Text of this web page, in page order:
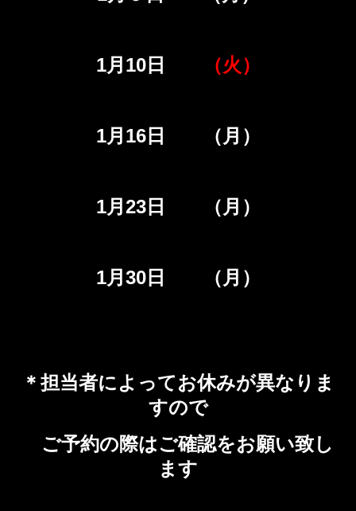
1月10日 （火）
1月16日 （月）
1月23日 （月）
1月30日 （月）
＊担当者によってお休みが異なりま
すので
ご予約の際はご確認をお願い致し
ます